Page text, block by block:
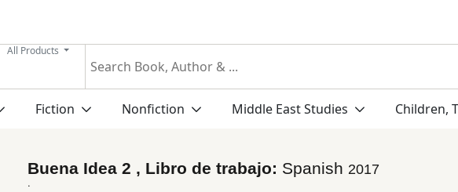
All Products
Fiction Nonfiction Middle East Studies Children,
Buena Idea 2 , Libro de trabajo: Spanish 2017
.